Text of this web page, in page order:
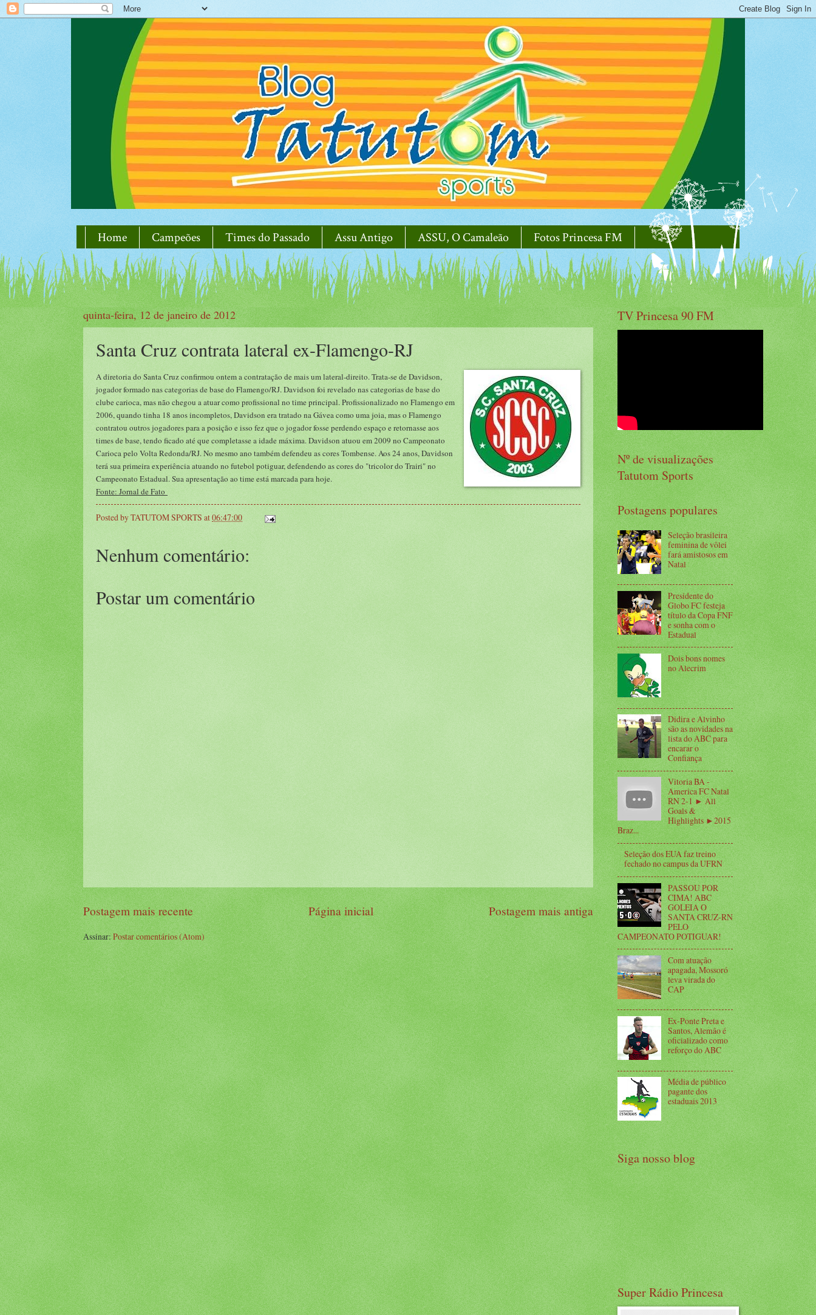
Home Campeões Times do Passado Assu Antigo ASSU, O Camaleão Fotos Princesa FM
quinta-feira, 12 de janeiro de 2012
Santa Cruz contrata lateral ex-Flamengo-RJ
A diretoria do Santa Cruz confirmou ontem a contratação de mais um lateral-direito. Trata-se de Davidson,
jogador formado nas categorias de base do Flamengo/RJ. Davidson foi revelado nas categorias de base do
clube carioca, mas não chegou a atuar como profissional no time principal. Profissionalizado no Flamengo em
2006, quando tinha 18 anos incompletos, Davidson era tratado na Gávea como uma joia, mas o Flamengo
contratou outros jogadores para a posição e isso fez que o jogador fosse perdendo espaço e retornasse aos
times de base, tendo ficado até que completasse a idade máxima. Davidson atuou em 2009 no Campeonato
Carioca pelo Volta Redonda/RJ. No mesmo ano também defendeu as cores Tombense. Aos 24 anos, Davidson
terá sua primeira experiência atuando no futebol potiguar, defendendo as cores do "tricolor do Trairi" no
Campeonato Estadual. Sua apresentação ao time está marcada para hoje.
Fonte: Jornal de Fato
Posted byTATUTOM SPORTS at06:47:00
Nenhum comentário:
Postar um comentário
Postagem mais recente Postagem mais antiga
Página inicial
Assinar:Postar comentários (Atom)
TV Princesa 90 FM
Nº de visualizações
Tatutom Sports
Postagens populares
Seleção brasileira
feminina de vôlei
fará amistosos em
Natal
Presidente do
Globo FC festeja
título da Copa FNF
e sonha com o
Estadual
Dois bons nomes
no Alecrim
Didira e Alvinho
são as novidades na
lista do ABC para
encarar o
Confiança
Vitoria BA -
America FC Natal
RN 2-1 ► All
Goals &
Highlights ►2015
Braz...
Seleção dos EUA faz treino
fechado no campus da UFRN
PASSOU POR
CIMA! ABC
GOLEIA O
SANTA CRUZ-RN
PELO
CAMPEONATO POTIGUAR!
Com atuação
apagada, Mossoró
leva virada do
CAP
Ex-Ponte Preta e
Santos, Alemão é
oficializado como
reforço do ABC
Média de público
pagante dos
estaduais 2013
Siga nosso blog
Super Rádio Princesa